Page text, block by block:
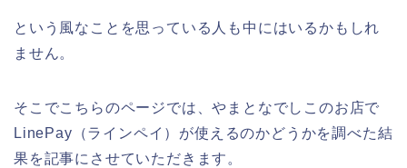
という風なことを思っている人も中にはいるかもしれ
ません。
そこでこちらのページでは、やまとなでしこのお店で
LinePay（ラインペイ）が使えるのかどうかを調べた結
果を記事にさせていただきます。